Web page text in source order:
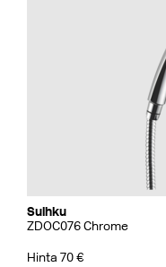
Suihku
ZDOC076 Chrome
Hinta 70 €